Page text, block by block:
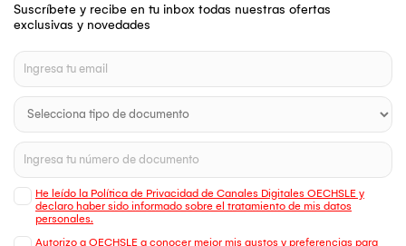
Suscríbete y recibe en tu inbox todas nuestras ofertas
exclusivas y novedades
He leído la Política de Privacidad de Canales Digitales OECHSLE y
declaro haber sido informado sobre el tratamiento de mis datos
personales.
Autorizo a OECHSLE a conocer mejor mis gustos y preferencias para